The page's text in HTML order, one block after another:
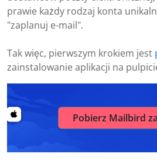
prawie każdy rodzaj konta
"zaplanuj e-mail".
Tak więc, pierwszym krokiem jest
zainstalowanie aplikacji na
Pobierz Mailbird